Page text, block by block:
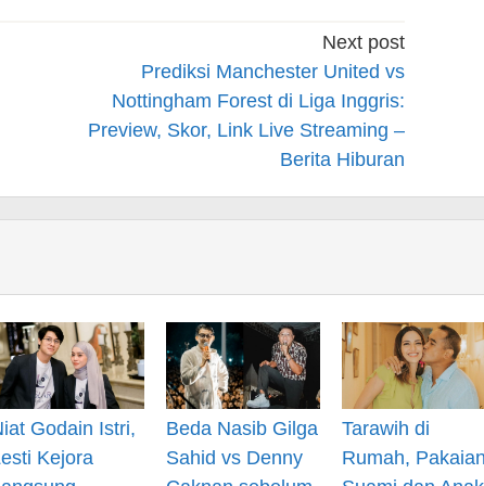
Next post
Prediksi Manchester United vs
Nottingham Forest di Liga Inggris:
Preview, Skor, Link Live Streaming –
Berita Hiburan
Godain Istri,
Kejora
Beda Nasib Gilga
Sahid vs Denny
Tarawih di
Rumah,